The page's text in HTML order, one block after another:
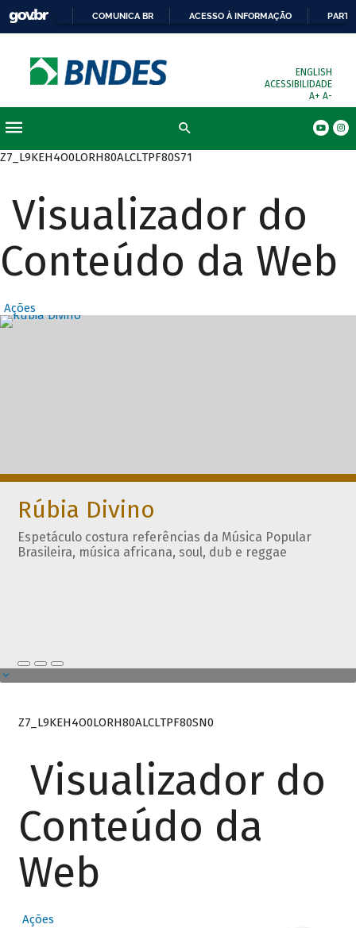
COMUNICA BR ACESSO À INFORMAÇÃO
ENGLISH
ACESSIBILIDADE
A+ A-
Z7_L9KEH4O0LORH80ALCLTPF80S71
Visualizador do
Conteúdo da Web
Ações
Destaques
Rúbia Divino
Espetáculo costura referências da Música Popular
Brasileira, música africana, soul, dub e reggae
Z7_L9KEH4O0LORH80ALCLTPF80SN0
Visualizador do
Conteúdo da
Web
Ações